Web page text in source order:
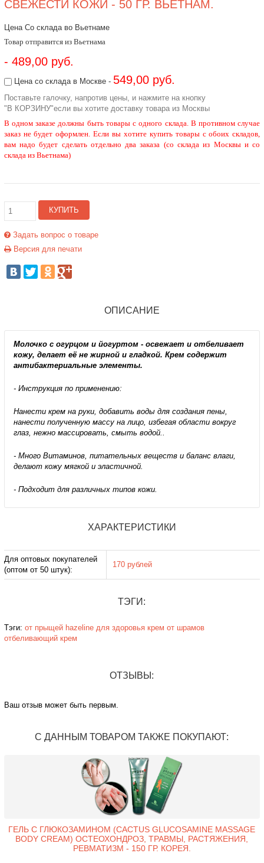
СВЕЖЕСТИ КОЖИ - 50 ГР. ВЬЕТНАМ.
Цена Со склада во Вьетнаме
Товар отправится из Вьетнама
- 489,00 руб.
Цена со склада в Москве - 549,00 руб.
Поставьте галочку, напротив цены, и нажмите на кнопку
"В КОРЗИНУ"если вы хотите доставку товара из Москвы
В одном заказе должны быть товары с одного склада. В противном случае
заказ не будет оформлен. Если вы хотите купить товары с обоих складов,
вам надо будет сделать отдельно два заказа (со склада из Москвы и со
склада из Вьетнама)
КУПИТЬ
Задать вопрос о товаре
Версия для печати
ОПИСАНИЕ
Молочко с огурцом и йогуртом - освежает и отбеливает
кожу, делает её не жирной и гладкой. Крем содержит
антибактериальные элементы.
- Инструкция по применению:
Нанести крем на руки, добавить воды для создания пены,
нанести полученную массу на лицо, избегая области вокруг
глаз, нежно массировать, смыть водой..
- Много Витаминов, питательных веществ и баланс влаги,
делают кожу мягкой и эластичной.
- Подходит для различных типов кожи.
ХАРАКТЕРИСТИКИ
Для оптовых покупателей
(оптом от 50 штук):
170 рублей
ТЭГИ:
Тэги: от прыщей hazeline для здоровья крем от шрамов
отбеливающий крем
ОТЗЫВЫ:
Ваш отзыв может быть первым.
С ДАННЫМ ТОВАРОМ ТАКЖЕ ПОКУПАЮТ:
ГЕЛЬ С ГЛЮКОЗАМИНОМ (CACTUS GLUCOSAMINE MASSAGE
BODY CREAM) ОСТЕОХОНДРОЗ, ТРАВМЫ, РАСТЯЖЕНИЯ,
РЕВМАТИЗМ - 150 ГР. КОРЕЯ.